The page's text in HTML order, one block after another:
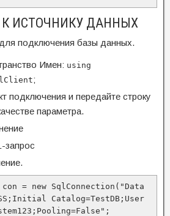
ИСТОЧНИКУ ДАННЫХ
подключения базы данных.
Имен: using
;
подключения и передайте строку
параметра.
запрос
Catalog=TestDB;User